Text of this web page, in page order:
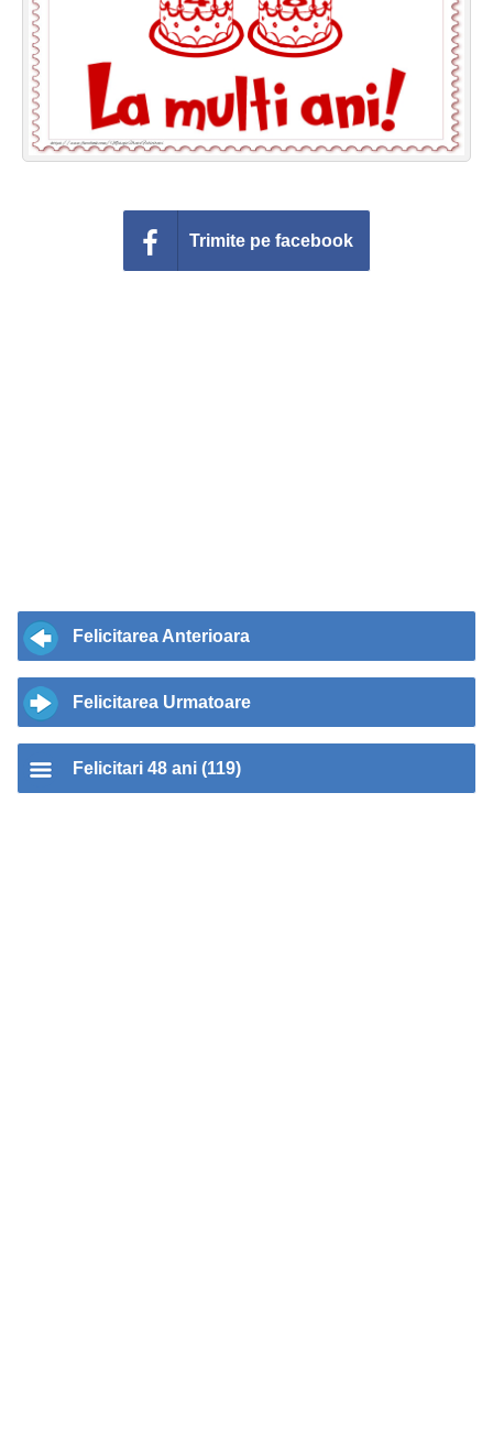
Felicitari zile saptamana
Felicitari muzicale
Felicitari muzicale personalizate
Felicitari animate
Invitatii personalizate
Conecteaza-te
Trimite pe facebook
Felicitarea Anterioara
Felicitarea Urmatoare
Felicitari 48 ani (119)